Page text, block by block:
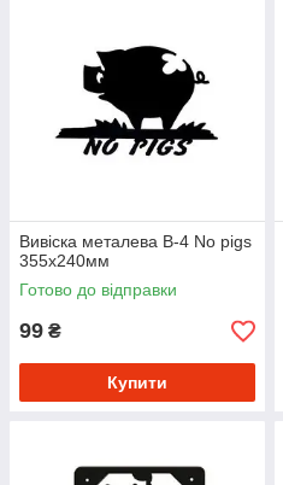
Вивіска металева В-4 No pigs
355х240мм
Готово до відправки
99 ₴
Купити